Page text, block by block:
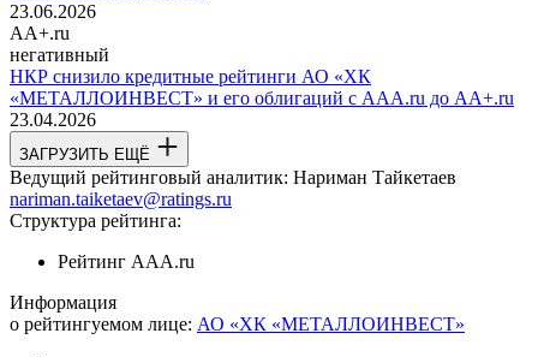
23.06.2026
AA+.ru
негативный
НКР снизило кредитные рейтинги АО «ХК
«МЕТАЛЛОИНВЕСТ» и его облигаций с AAA.ru до AA+.ru
23.04.2026
ЗАГРУЗИТЬ ЕЩЁ
Ведущий рейтинговый аналитик: Нариман Тайкетаев
nariman.taiketaev@ratings.ru
Структура рейтинга:
Рейтинг AAA.ru
Информация
о рейтингуемом лице: АО «ХК «МЕТАЛЛОИНВЕСТ»